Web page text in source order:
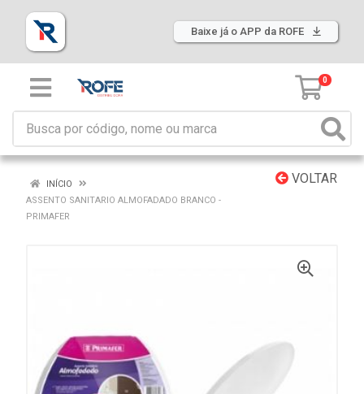
Baixe já o APP da ROFE
0
VOLTAR
INÍCIO
ASSENTO SANITARIO ALMOFADADO BRANCO -
PRIMAFER